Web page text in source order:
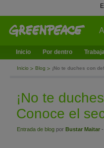
Inicio Por dentro
Inicio Blog ¡No te duches con
¡No te
Conoce el
Entrada de blog por Bustar Maitar